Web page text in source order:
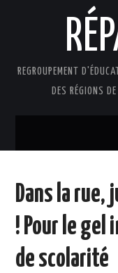
REGROUPEMENT
DES RÉGIONS
PRÉSENTATION
L’ÉDUCATION
Dans la rue,
! Pour le gel
de scolarité